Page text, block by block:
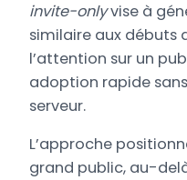
invite-onlyvise à
similaire aux débuts
l’attention sur un
adoption rapide
serveur.
L’approche
grand public, au-